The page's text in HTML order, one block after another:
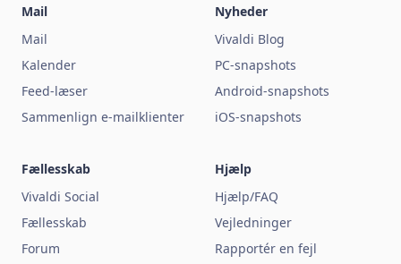
Mail
Mail
Kalender
Feed-læser
Sammenlign e-mailklienter
Nyheder
Vivaldi Blog
PC-snapshots
Android-snapshots
iOS-snapshots
Fællesskab
Vivaldi Social
Fællesskab
Forum
Hjælp
Hjælp/FAQ
Vejledninger
Rapportér en fejl